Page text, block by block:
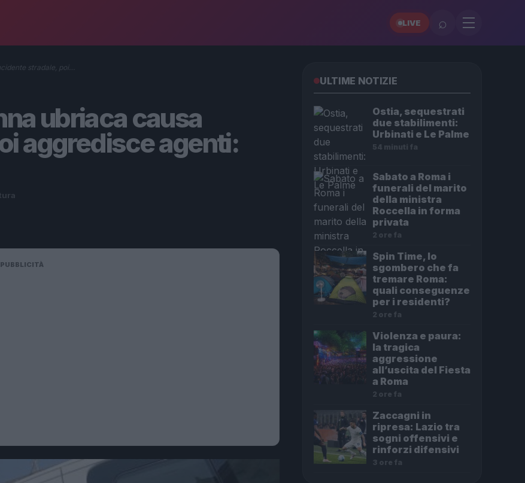
LIVE ⌕
stradale, poi…
ubriaca causa
aggredisce agenti:
PUBBLICITÀ
ULTIME NOTIZIE
Ostia, sequestrati
due stabilimenti:
Urbinati e Le Palme
54 minuti fa
Sabato a Roma i
funerali del marito
della ministra
Roccella in forma
privata
2 ore fa
Spin Time, lo
sgombero che fa
tremare Roma:
quali conseguenze
per i residenti?
2 ore fa
Violenza e paura:
la tragica
aggressione
all’uscita del Fiesta
a Roma
2 ore fa
Zaccagni in
ripresa: Lazio tra
sogni offensivi e
rinforzi difensivi
3 ore fa